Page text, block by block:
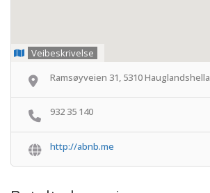
Veibeskrivelse
Ramsøyveien 31, 5310 Hauglandshella
932 35 140
http://abnb.me